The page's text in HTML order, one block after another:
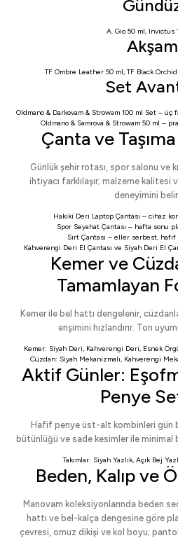
A. Gio 50 ml, Invictus
Akşam
TF Ombre Leather 50 ml,TF Black
Set
Oldmano & Darkovam & Strowam 100 ml Set – üç
Oldmano & Samrova & Strowam 50 ml –
Çanta ve
Günlük şehir rotası, spor salonu ve
ihtiyacı farklılaşır; malzeme kalitesi
deneyimini
Hakiki Deri Laptop Çantası – cihaz
Spor Seyahat Çantası – hafta sonu
Sırt Çantası – eller serbest, hafif
Kahverengi Deri El Çantası ve Siyah Deri El
Kemer ve
Tamamlayan
Kemer ile bel hattı dengelenir,
erişimini hızlandırır. Ton
Kemer: Siyah Deri, Kahverengi Deri, Esnek
Cüzdan: Siyah Mekanizmalı, Kahverengi
Aktif Günler:
Penye
Hafif penye üst-alt kombinleri gün
bütünlüğü ve sade kesimler ile minimal
Takımlar: Siyah Yazlık, Açık Bej
Beden, Kalıp ve
Manovam koleksiyonlarında beden
hattı ve bel-kalça dengesine göre
çevresi, omuz dikişi ve kol boyu;